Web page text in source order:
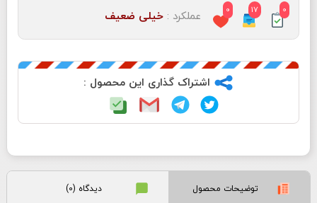
0
17
0 عملکرد : خیلی ضعیف
اشتراک گذاری این محصول :
توضیحات محصول دیدگاه (0)